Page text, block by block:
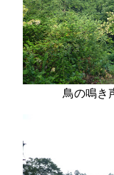
鳥の鳴き